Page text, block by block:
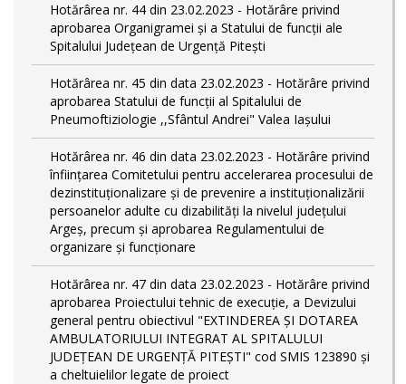
Hotărârea nr. 44 din 23.02.2023 - Hotărâre privind
aprobarea Organigramei și a Statului de funcții ale
Spitalului Județean de Urgență Pitești
Hotărârea nr. 45 din data 23.02.2023 - Hotărâre privind
aprobarea Statului de funcții al Spitalului de
Pneumoftiziologie ,,Sfântul Andrei" Valea Iașului
Hotărârea nr. 46 din data 23.02.2023 - Hotărâre privind
înființarea Comitetului pentru accelerarea procesului de
dezinstituționalizare şi de prevenire a instituționalizării
persoanelor adulte cu dizabilități la nivelul județului
Argeș, precum și aprobarea Regulamentului de
organizare și funcționare
Hotărârea nr. 47 din data 23.02.2023 - Hotărâre privind
aprobarea Proiectului tehnic de execuţie, a Devizului
general pentru obiectivul "EXTINDEREA ȘI DOTAREA
AMBULATORIULUI INTEGRAT AL SPITALULUI
JUDEȚEAN DE URGENȚĂ PITEȘTI" cod SMIS 123890 și
a cheltuielilor legate de proiect